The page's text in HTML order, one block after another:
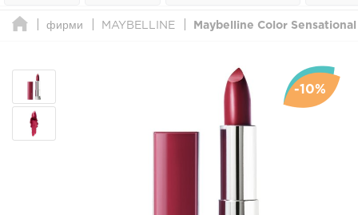
фирми MAYBELLINE Maybelline Color
-10%